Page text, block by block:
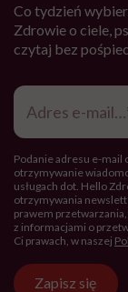
Co tydzień
Zdrowie o ciele,
czytaj bez
Adres
mail*
Podanie adresu e-mail
otrzymywanie
usługach dot. Hello
otrzymywania
prawem
z informacjami o
Ci prawach, w naszej
Zapisz się